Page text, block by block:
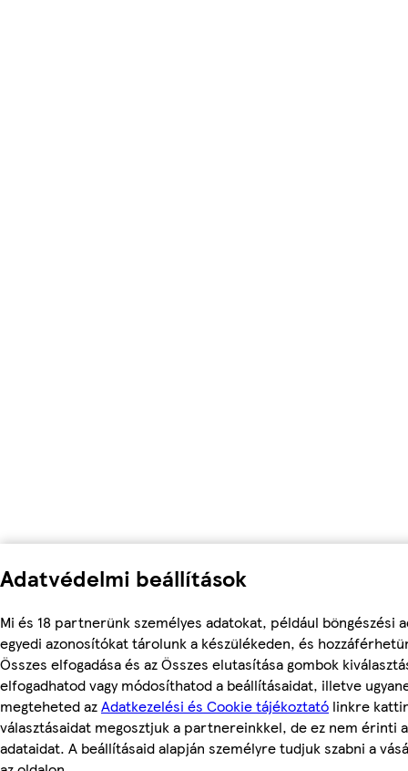
Adatvédelmi beállítások
Mi és 18 partnerünk személyes adatokat, például böngészési
egyedi azonosítókat tárolunk a készülékeden, és
Összes elfogadása és az Összes elutasítása gombok
elfogadhatod vagy módosíthatod a beállításaidat, illetve
megteheted azAdatkezelési és Cookie tájékoztató linkre
választásaidat megosztjuk a partnereinkkel, de ez nem érinti
adataidat. A beállításaid alapján személyre tudjuk szabni a